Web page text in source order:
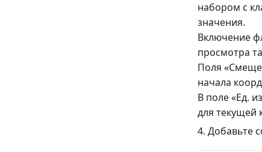
набором с
значения.
Включение
просмотра
Поля
начала
В поле «Ед.
для текущей
4. Добавьте